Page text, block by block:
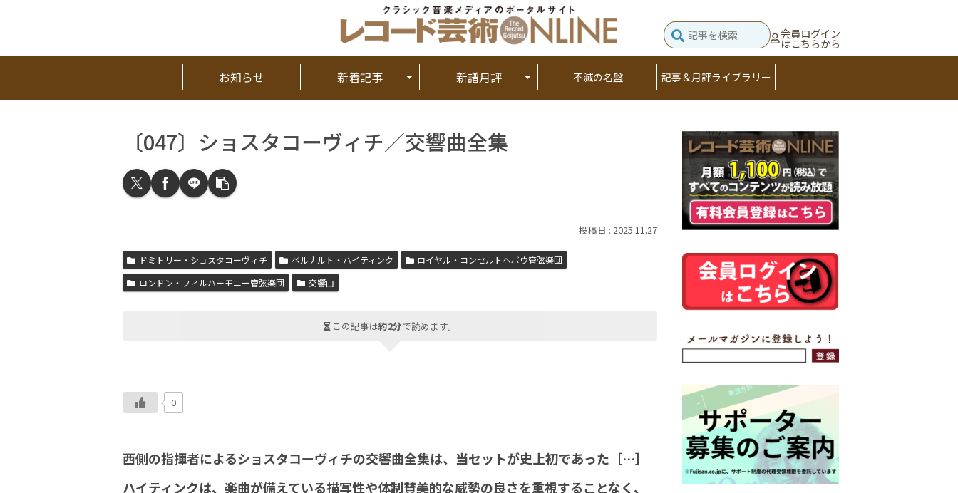
会員ログイン
はこちらから
お知らせ 新着記事 新譜月評 不滅の名盤 記事＆月評ライブラリー
〔047〕ショスタコーヴィチ／交響曲全集
2025.11.27
ドミトリー・ショスタコーヴィチ ベルナルト・ハイティンク
ロイヤル・コンセルトヘボウ管弦楽団
ロンドン・フィルハーモニー管弦楽団
交響曲
この記事は約2分で読めます。
0
西側の指揮者によるショスタコーヴィチの交響曲全集は、当セットが史上初であった［…］
ハイティンクは、楽曲が備えている描写性や体制賛美的な威勢の良さを重視することなく、